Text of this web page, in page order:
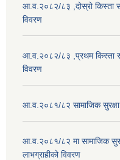
आ.व.२०८२/८३ ,दोस्रो किस्ता
विवरण
आ.व.२०८२/८३ ,प्रथम किस्ता
विवरण
आ.व.२०८१/८२ सामाजिक सुरक्षा
आ.व.२०८१/८२ मा सामाजिक
लाभग्राहीको विवरण